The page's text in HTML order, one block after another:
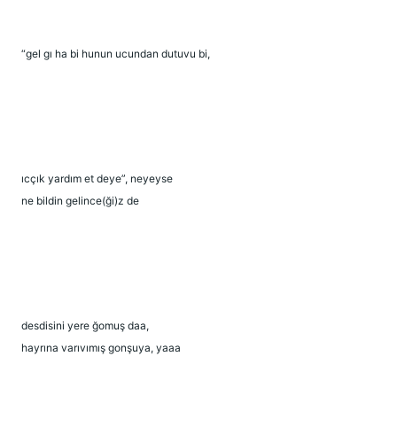
“gel gı ha bi hunun ucundan dutuvu bi,
ıcçık yardım et deye”, neyeyse
ne bildin gelince(ği)z de
desdisini yere ğomuş daa,
hayrına varıvımış gonşuya, yaaa